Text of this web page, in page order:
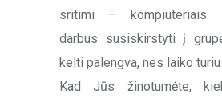
sritimi – kompiuteriais.
darbus susiskirstyti į
kelti palengva, nes laiko
Kad Jūs žinotumėte,